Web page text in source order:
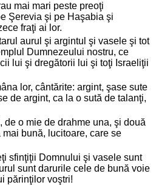
mai mari peste preoţi
Şerevia şi pe Haşabia şi
fraţi ai lor.
aurul şi argintul şi vasele şi tot
Dumnezeului nostru, ce
lui şi dregătorii lui şi toţi Israeliţii
lor, cântărite: argint, şase sute
de argint, ca la o sută de talanţi,
de o mie de drahme una, şi două
bună, lucitoare, care se
sfinţiţii Domnului şi vasele sunt
sunt darurile cele de bună voie
părinţilor voştri!